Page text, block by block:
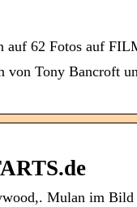
62 Fotos auf
Tony Bancroft
Mulan im Bild